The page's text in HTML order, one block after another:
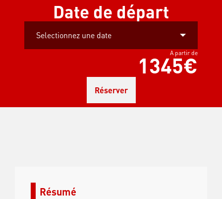
Date de départ
Selectionnez une date
A partir de
1345€
Réserver
Résumé